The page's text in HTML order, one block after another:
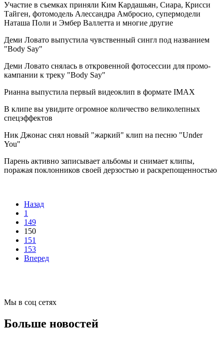
Участие в съемках приняли Ким Кардашьян, Сиара, Крисси
Тайген, фотомодель Алессандра Амбросио, супермодели
Наташа Поли и Эмбер Валлетта и многие другие
Деми Ловато выпустила чувственный сингл под названием
"Body Say"
Деми Ловато снялась в откровенной фотосессии для промо-
кампании к треку "Body Say"
Рианна выпустила первый видеоклип в формате IMAX
В клипе вы увидите огромное количество великолепных
спецэффектов
Ник Джонас снял новый "жаркий" клип на песню "Under
You"
Парень активно записывает альбомы и снимает клипы,
поражая поклонников своей дерзостью и раскрепощенностью
Назад
1
149
150
151
153
Вперед
Мы в соц сетях
Больше новостей